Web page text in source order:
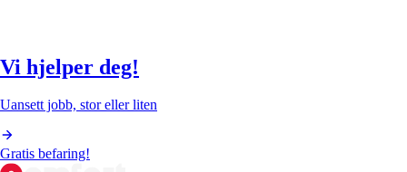
Vi hjelper deg!
Uansett jobb, stor eller liten
Gratis befaring!